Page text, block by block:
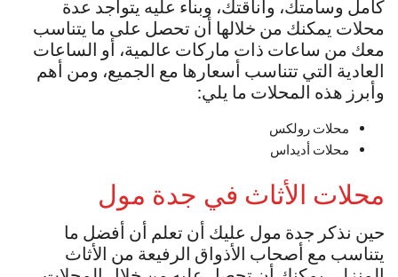
كامل وسامتك، وأناقتك، وبناء عليه يتواجد عدة
محلات يمكنك من خلالها أن تحصل على ما يتناسب
معك من ساعات ذات ماركات عالمية، أو الساعات
العادية التي تتناسب أسعارها مع الجميع، ومن أهم
وأبرز هذه المحلات ما يلي:
محلات رولكس
محلات أديداس
محلات الأثاث في جدة مول
حين نذكر جدة مول عليك أن تعلم أن أفضل ما
يتناسب مع أصحاب الأذواق الرفيعة من الأثاث